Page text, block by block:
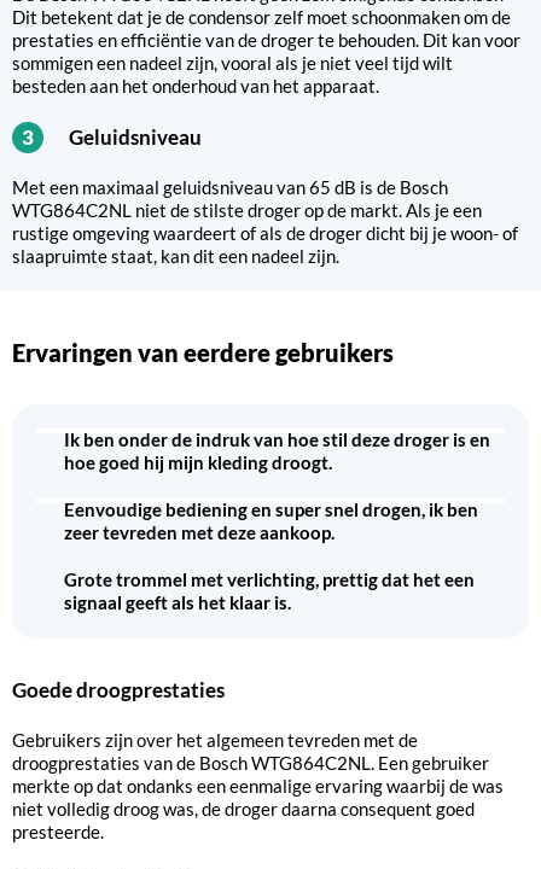
Dit betekent dat je de condensor zelf moet schoonmaken om de
prestaties en efficiëntie van de droger te behouden. Dit kan voor
sommigen een nadeel zijn, vooral als je niet veel tijd wilt
besteden aan het onderhoud van het apparaat.
3 Geluidsniveau
Met een maximaal geluidsniveau van 65 dB is de Bosch
WTG864C2NL niet de stilste droger op de markt. Als je een
rustige omgeving waardeert of als de droger dicht bij je woon- of
slaapruimte staat, kan dit een nadeel zijn.
Ervaringen van eerdere gebruikers
Ik ben onder de indruk van hoe stil deze droger is en
hoe goed hij mijn kleding droogt.
Eenvoudige bediening en super snel drogen, ik ben
zeer tevreden met deze aankoop.
Grote trommel met verlichting, prettig dat het een
signaal geeft als het klaar is.
Goede droogprestaties
Gebruikers zijn over het algemeen tevreden met de
droogprestaties van de Bosch WTG864C2NL. Een gebruiker
merkte op dat ondanks een eenmalige ervaring waarbij de was
niet volledig droog was, de droger daarna consequent goed
presteerde.